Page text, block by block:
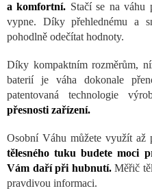
a komfortní. Stačí se na váhu
vypne. Díky přehlednému a
pohodlně odečítat hodnoty.
Díky kompaktním rozměrům,
baterií je váha dokonale
patentovaná technologie
přesnosti zařízení.
Osobní Váhu můžete využít až
tělesného tuku budete moci
Vám daří při hubnutí.Měřič
pravdivou informaci.